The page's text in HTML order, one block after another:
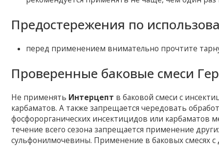
Предостережения по
перед применением внимательно прочтите
Проверенные баковые смеси
Не применять Интерцепт в баковой смеси с
карбаматов. А также запрещается чередовать
фосфорорганических инсектицидов или карбаматов
течение всего сезона запрещается применение
сульфонилмочевины. Применение в баковых смесях